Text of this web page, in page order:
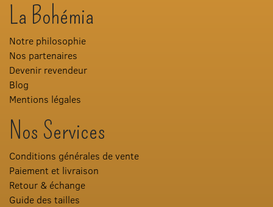
La Bohémia
Notre philosophie
Nos partenaires
Devenir revendeur
Blog
Mentions légales
Nos Services
Conditions générales de vente
Paiement et livraison
Retour & échange
Guide des tailles